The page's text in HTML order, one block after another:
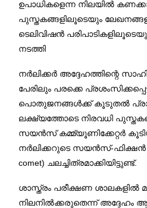
ഉപാധികളെന്ന നിലയിൽ
പുസ്തകങ്ങളിലൂടെയും
ടെലിവിഷൻ
നടത്തി
നർലിക്കർ അദ്ദേഹത്തിന്റെ
പേരിലും പരക്കെ
പൊതുജനങ്ങൾക്ക് കൂടുതൽ
ലക്ഷ്യത്തോടെ നിരവധി
സയൻസ് കമ്മ്യൂണിക്കേറ്റർ
നർലിക്കറുടെ സയൻസ്-
comet) ചലച്ചിത്രമാക്കിയിട്ടുണ്ട്.
ശാസ്ത്രം പരീക്ഷണ ശാലകളിൽ
നിലനിൽക്കരുതെന്ന് അദ്ദേഹം